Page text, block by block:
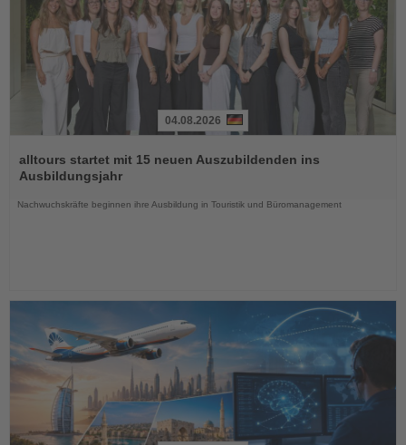
Sie
die
04.08.2026
alltours startet mit 15 neuen Auszubildenden ins
Ausbildungsjahr
Nachwuchskräfte beginnen ihre Ausbildung in Touristik und Büromanagement